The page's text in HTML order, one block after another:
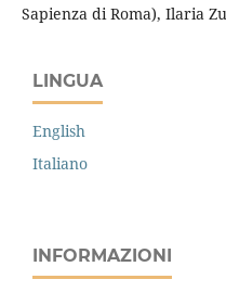
Sapienza di Roma), Ilaria
LINGUA
English
Italiano
INFORMAZIONI